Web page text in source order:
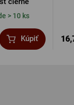
> 10 ks
Kúpiť